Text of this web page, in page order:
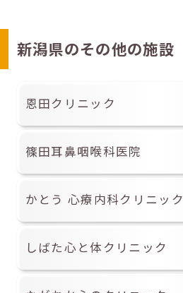
新潟県のその他の施設
恩田クリニック
篠田耳鼻咽喉科医院
かとう 心療内科クリニック
しばた心と体クリニック